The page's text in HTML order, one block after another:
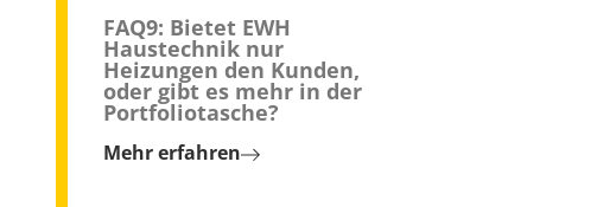
FAQ9: Bietet EWH
Haustechnik nur
Heizungen den Kunden,
oder gibt es mehr in der
Portfoliotasche?
Mehr erfahren